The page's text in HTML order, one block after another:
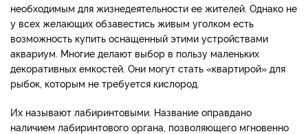
необходимым для жизнедеятельности ее жителей. Однако не
у всех желающих обзавестись живым уголком есть
возможность купить оснащенный этими устройствами
аквариум. Многие делают выбор в пользу маленьких
декоративных емкостей. Они могут стать «квартирой» для
рыбок, которым не требуется кислород.
Их называют лабиринтовыми. Название оправдано
наличием лабиринтового органа, позволяющего мгновенно